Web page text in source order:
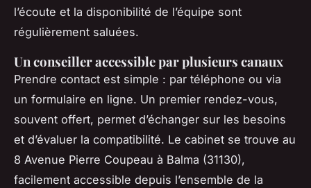
l’écoute et la disponibilité de l’équipe sont
régulièrement saluées.
Un conseiller accessible par plusieurs canaux
Prendre contact est simple : par téléphone ou via
un formulaire en ligne. Un premier rendez-vous,
souvent offert, permet d’échanger sur les besoins
et d’évaluer la compatibilité. Le cabinet se trouve au
8 Avenue Pierre Coupeau à Balma (31130),
facilement accessible depuis l’ensemble de la